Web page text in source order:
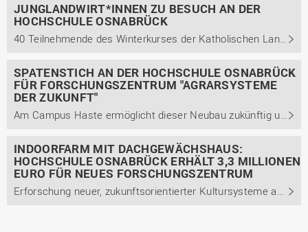
JUNGLANDWIRT*INNEN ZU BESUCH AN DER
HOCHSCHULE OSNABRÜCK
40 Teilnehmende des Winterkurses der Katholischen Landvolkhochschule Oesede besichtigen das Agro-Technicum, die Indoor Farm und den Waldhof
SPATENSTICH AN DER HOCHSCHULE OSNABRÜCK
FÜR FORSCHUNGSZENTRUM "AGRARSYSTEME
DER ZUKUNFT"
Am Campus Haste ermöglicht dieser Neubau zukünftig urbanen und regionalen Anbau von Lebensmitteln
INDOORFARM MIT DACHGEWÄCHSHAUS:
HOCHSCHULE OSNABRÜCK ERHÄLT 3,3 MILLIONEN
EURO FÜR NEUES FORSCHUNGSZENTRUM
Erforschung neuer, zukunftsorientierter Kultursysteme am Campus Haste